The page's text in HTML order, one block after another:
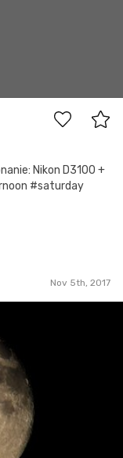
Nikon D3100 +
#saturday
Nov 5th, 2017